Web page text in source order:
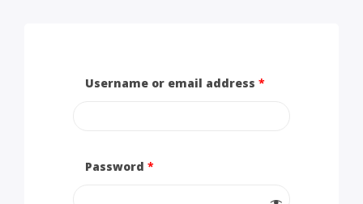
Username or email address *
Password *